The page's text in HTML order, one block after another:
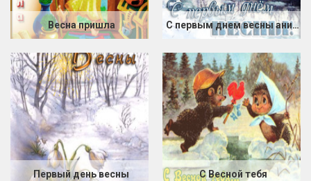
Весна пришла С первым днем весны анимация
Первый день весны С Весной тебя